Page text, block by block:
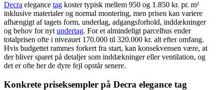
Decra elegance tag koster typisk mellem 950 og 1.850 kr. pr. m²
inklusive materialer og normal montering, men prisen kan variere
afhængigt af tagets form, underlag, adgangsforhold, inddækninger
og behov for nyt undertag. For et almindeligt parcelhus ender
totalprisen ofte i niveauet 170.000 til 320.000 kr. alt efter omfang.
Hvis budgettet rammes forkert fra start, kan konsekvensen være, at
der bliver sparet på detaljer som inddækninger eller ventilation, og
det er ofte her de dyre fejl opstår senere.
Konkrete priseksempler på Decra elegance tag